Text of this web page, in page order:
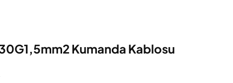
Kumanda Kablosu